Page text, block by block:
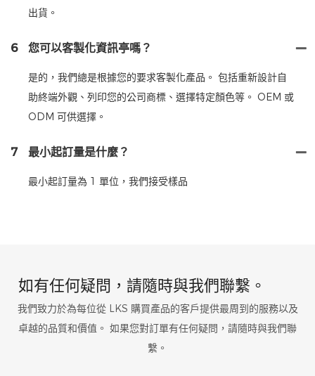
出貨。
6 您可以客製化資訊亭嗎？
是的，我們總是根據您的要求客製化產品。 包括重新設計自
助終端外觀、列印您的公司商標、選擇特定顏色等。 OEM 或
ODM 可供選擇。
7 最小起訂量是什麼？
最小起訂量為 1 單位，我們接受樣品
如有任何疑問，請隨時與我們聯繫。
我們致力於為每位從 LKS 購買產品的客戶提供最周到的服務以及
卓越的品質和價值。 如果您對訂單有任何疑問，請隨時與我們聯
繫。